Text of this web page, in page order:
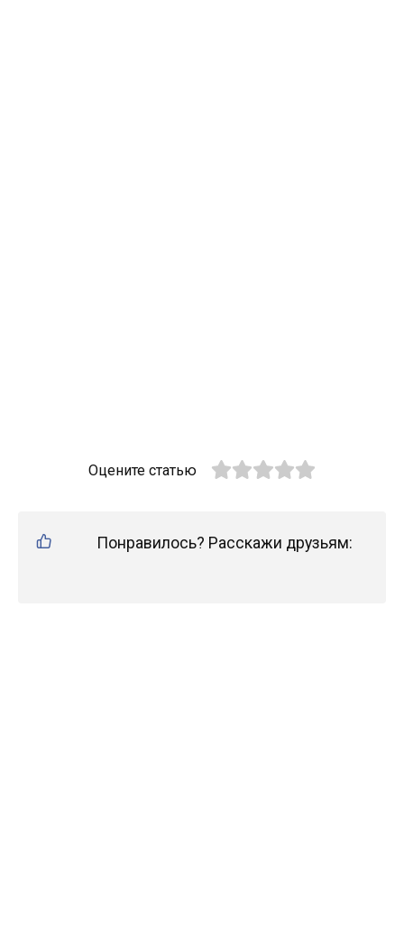
Оцените статью
Понравилось? Расскажи друзьям: